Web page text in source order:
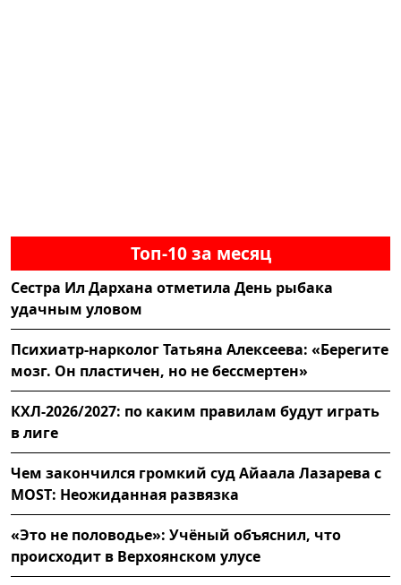
Топ-10 за месяц
Сестра Ил Дархана отметила День рыбака
удачным уловом
Психиатр-нарколог Татьяна Алексеева: «Берегите
мозг. Он пластичен, но не бессмертен»
КХЛ-2026/2027: по каким правилам будут играть
в лиге
Чем закончился громкий суд Айаала Лазарева с
MOST: Неожиданная развязка
«Это не половодье»: Учёный объяснил, что
происходит в Верхоянском улусе